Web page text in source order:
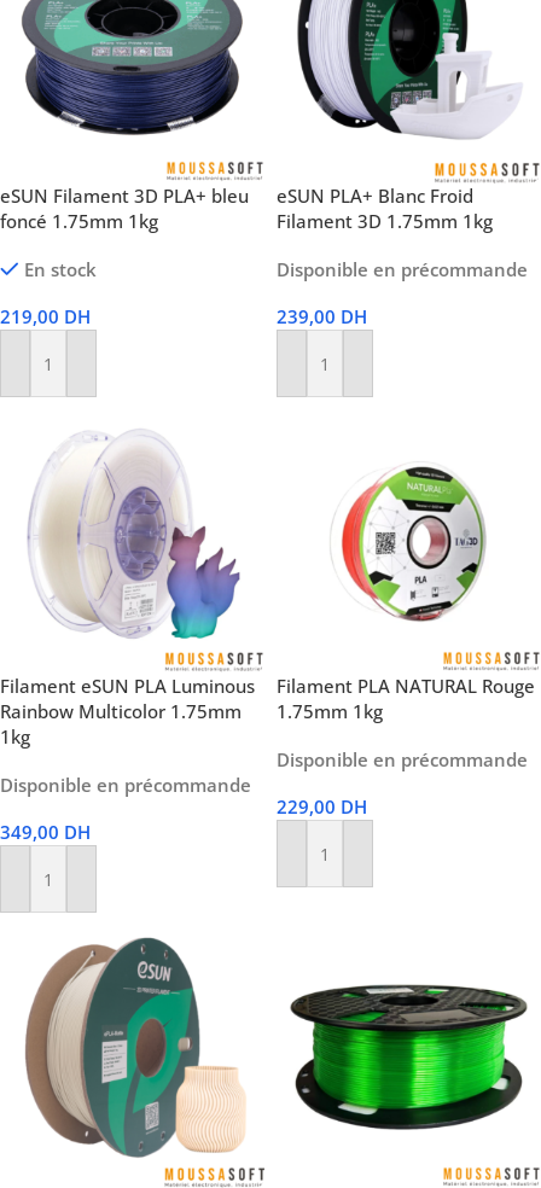
eSUN Filament 3D PLA+ bleu
foncé 1.75mm 1kg
En stock
219,00 DH
Ajouter Au Panier
eSUN PLA+ Blanc Froid
Filament 3D 1.75mm 1kg
Disponible en précommande
239,00 DH
Ajouter Au Panier
Filament eSUN PLA Luminous
Rainbow Multicolor 1.75mm
1kg
Disponible en précommande
349,00 DH
Ajouter Au Panier
Filament PLA NATURAL Rouge
1.75mm 1kg
Disponible en précommande
229,00 DH
Ajouter Au Panier